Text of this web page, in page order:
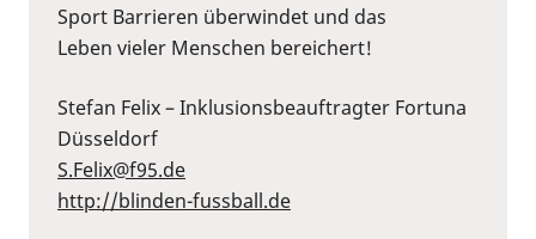
Sport Barrieren überwindet und das
Leben vieler Menschen bereichert!
Stefan Felix – Inklusionsbeauftragter Fortuna
Düsseldorf
S.Felix@f95.de⁠
⁠http://blinden-fussball.de